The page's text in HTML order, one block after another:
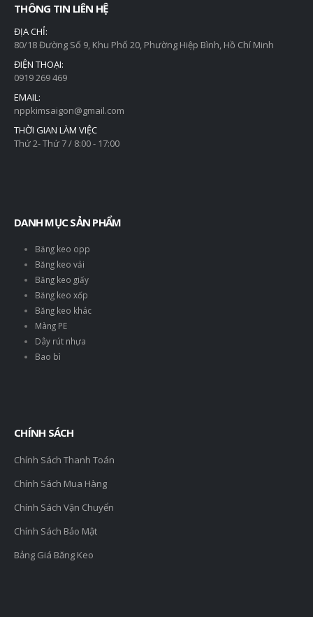
THÔNG TIN LIÊN HỆ
ĐỊA CHỈ:
80/18 Đường Số 9, Khu Phố 20, Phường Hiệp Bình, Hồ Chí Minh
ĐIỆN THOẠI:
0919 269 469
EMAIL:
nppkimsaigon@gmail.com
THỜI GIAN LÀM VIỆC
Thứ 2- Thứ 7 / 8:00 - 17:00
DANH MỤC SẢN PHẨM
Băng keo opp
Băng keo vải
Băng keo giấy
Băng keo xốp
Băng keo khác
Màng PE
Dây rút nhựa
Bao bì
CHÍNH SÁCH
Chính Sách Thanh Toán
Chính Sách Mua Hàng
Chính Sách Vận Chuyển
Chính Sách Bảo Mật
Bảng Giá Băng Keo